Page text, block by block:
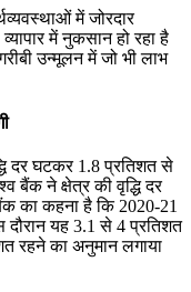
में जोरदार
में नुकसान हो रहा है
उन्मूलन में जो भी लाभ
दर घटकर 1.8 प्रतिशत से
बैंक ने क्षेत्र की वृद्धि दर
का कहना है कि 2020-21
दौरान यह 3.1 से 4 प्रतिशत
रहने का अनुमान लगाया